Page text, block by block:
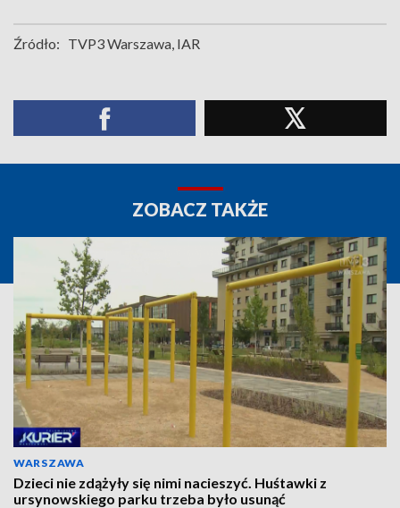
Źródło: TVP3 Warszawa, IAR
ZOBACZ TAKŻE
WARSZAWA
Dzieci nie zdążyły się nimi nacieszyć. Huśtawki z
ursynowskiego parku trzeba było usunąć